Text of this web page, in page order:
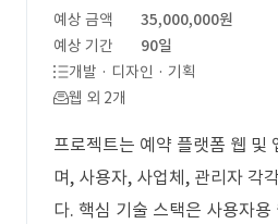
예상 금액
35,000,000원
예상 기간
90일
개발 · 디자인 · 기획
웹 외 2개
프로젝트는 예약 플랫폼 웹 및
며, 사용자, 사업체, 관리자 각
다. 핵심 기술 스택은 사용자